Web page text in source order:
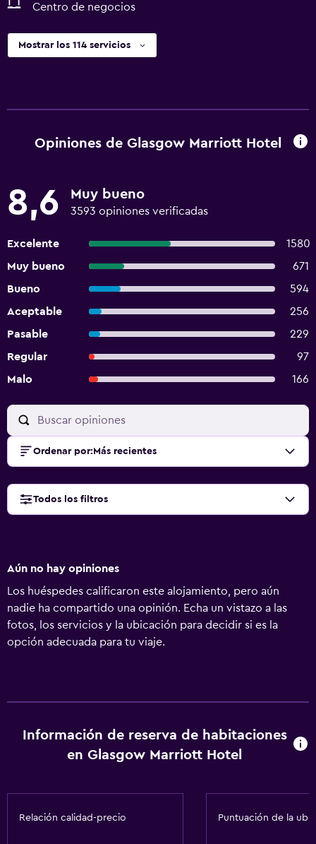
Centro de negocios
Mostrar los 114 servicios
Opiniones de Glasgow Marriott Hotel
8,6 Muy bueno
3593 opiniones verificadas
Excelente
1580
Muy bueno
671
Bueno
594
Aceptable
256
Pasable
229
Regular
97
Malo
166
Ordenar por: Más recientes
Todos los filtros
Aún no hay opiniones
Los huéspedes calificaron este alojamiento, pero aún
nadie ha compartido una opinión. Echa un vistazo a las
fotos, los servicios y la ubicación para decidir si es la
opción adecuada para tu viaje.
Información de reserva de habitaciones
en Glasgow Marriott Hotel
Relación calidad-precio Puntuación de la